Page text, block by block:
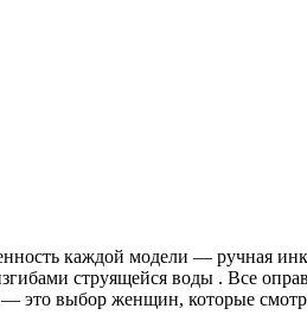
каждой модели — ручная
струящейся воды . Все
это выбор женщин, которые